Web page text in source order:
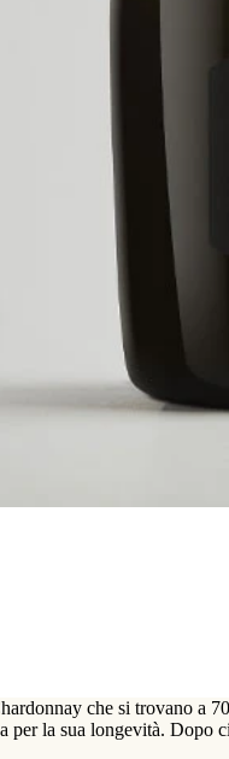
che si trovano a
per la sua longevità.